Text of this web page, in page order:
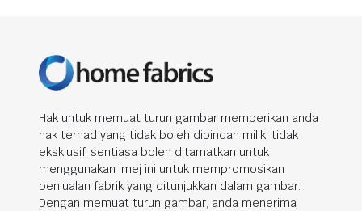
Hak untuk memuat turun gambar memberikan anda
hak terhad yang tidak boleh dipindah milik, tidak
eksklusif, sentiasa boleh ditamatkan untuk
menggunakan imej ini untuk mempromosikan
penjualan fabrik yang ditunjukkan dalam gambar.
Dengan memuat turun gambar, anda menerima